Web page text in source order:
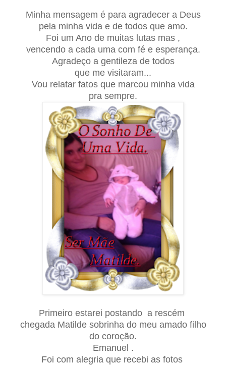
Minha mensagem é para agradecer a Deus
pela minha vida e de todos que amo.
Foi um Ano de muitas lutas mas ,
vencendo a cada uma com fé e esperança.
Agradeço a gentileza de todos
que me visitaram...
Vou relatar fatos que marcou minha vida
pra sempre.
Primeiro estarei postando a rescém
chegada Matilde sobrinha do meu amado filho
do coroção.
Emanuel .
Foi com alegria que recebi as fotos